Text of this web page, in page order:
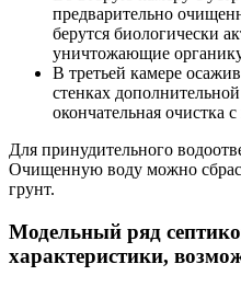
предварительно
берутся биологически
уничтожающие
В третьей камере
стенках
окончательная очистка
Для принудительного
Очищенную воду можно
грунт.
Модельный ряд
характеристики,